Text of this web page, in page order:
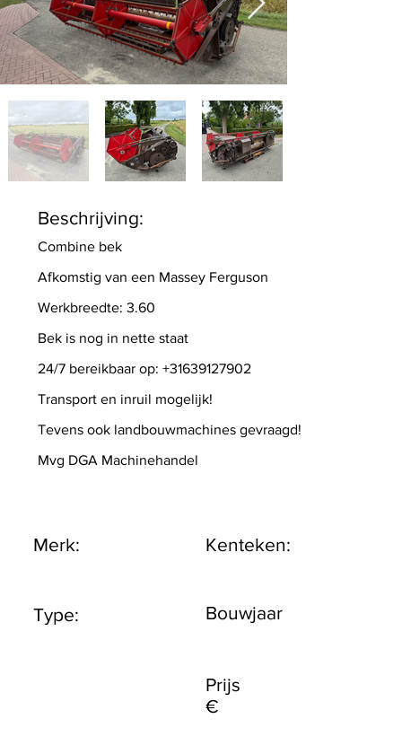
Type:
Merk: Kenteken:
Prijs
€
Bouwjaar
Beschrijving:
Combine bek
Afkomstig van een Massey Ferguson
Werkbreedte: 3.60
Bek is nog in nette staat
24/7 bereikbaar op: +31639127902
Transport en inruil mogelijk!
Tevens ook landbouwmachines gevraagd!
Mvg DGA Machinehandel